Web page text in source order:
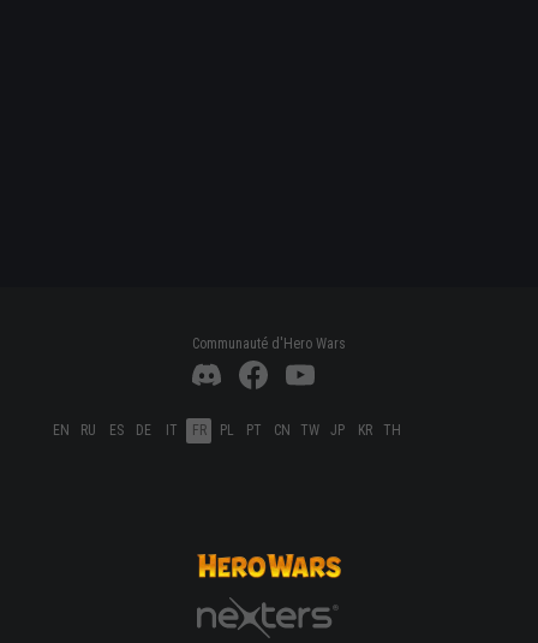
Communauté d'Hero Wars
EN RU ES DE IT FR PL PT CN TW JP KR TH